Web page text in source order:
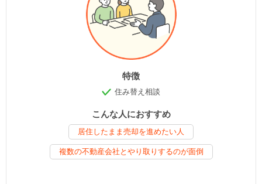
特徴
住み替え相談
こんな人におすすめ
居住したまま売却を進めたい人
複数の不動産会社とやり取りするのが面倒